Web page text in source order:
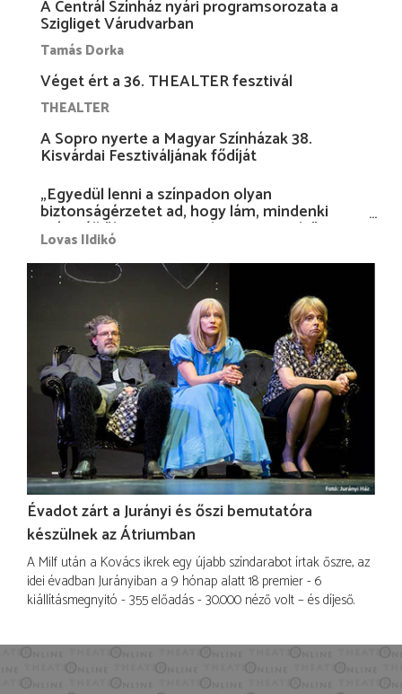
A Centrál Színház nyári programsorozata a
Szigliget Várudvarban
Tamás Dorka
Véget ért a 36. THEALTER fesztivál
THEALTER
A Sopro nyerte a Magyar Színházak 38.
Kisvárdai Fesztiváljának fődíját
„Egyedül lenni a színpadon olyan
biztonságérzetet ad, hogy lám, mindenki
más nélkül is megvagyok magammal…”
Lovas Ildikó
Évadot zárt a Jurányi és őszi bemutatóra
készülnek az Átriumban
A Milf után a Kovács ikrek egy újabb színdarabot írtak őszre, az
idei évadban Jurányiban a 9 hónap alatt 18 premier - 6
kiállításmegnyitó - 355 előadás - 30.000 néző volt – és díjeső.